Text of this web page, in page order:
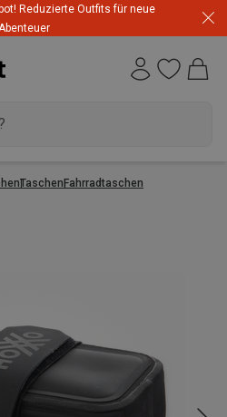
Reduzierte Outfits für neue
TaschenFahrradtaschen